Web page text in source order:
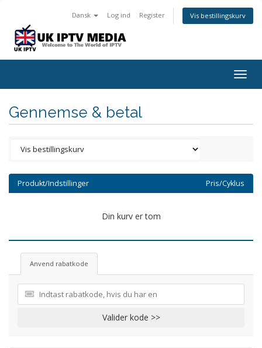
Dansk Log ind Register Vis bestillingskurv
Gennemse & betal
Produkt/Indstillinger Pris/Cyklus
Din kurv er tom
Anvend rabatkode
Valider kode >>